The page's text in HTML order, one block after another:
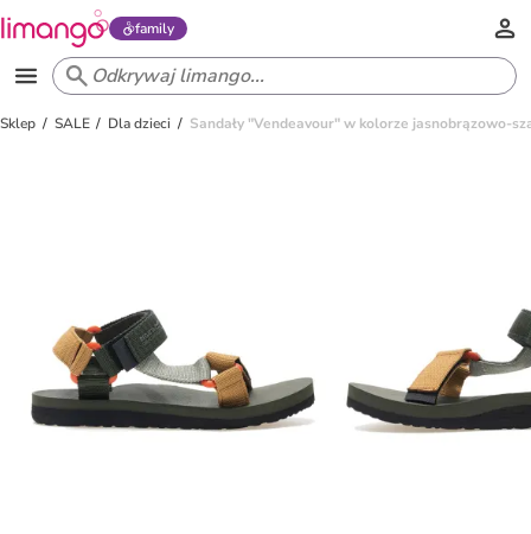
family
Sklep SALE Dla dzieci Sandały "Vendeavour" w kolorze jasnobrązowo-